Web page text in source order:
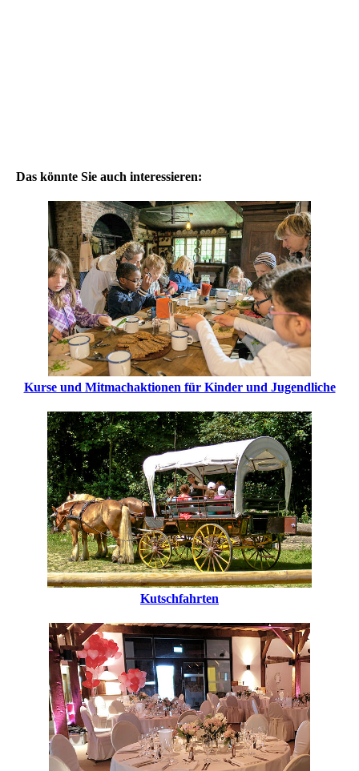
Das könnte Sie auch interessieren:
Kurse und Mitmachaktionen für Kinder und Jugendliche
Kutschfahrten